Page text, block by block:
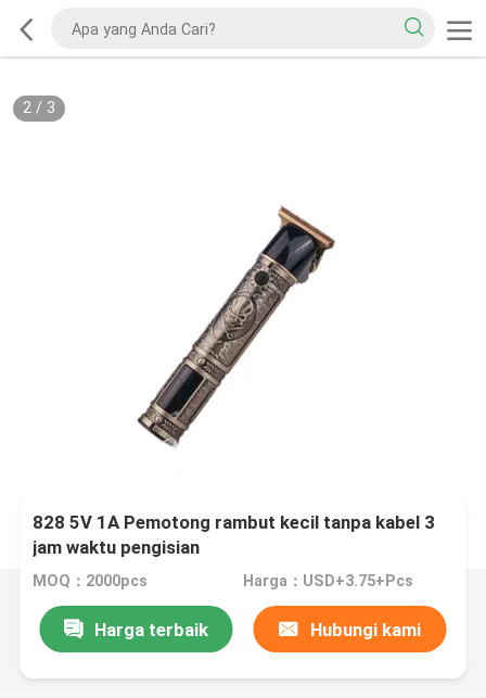
2/ 3
828 5V 1A Pemotong rambut kecil tanpa kabel 3
jam waktu pengisian
MOQ：2000pcs Harga：USD+3.75+Pcs
Harga terbaik Hubungi kami